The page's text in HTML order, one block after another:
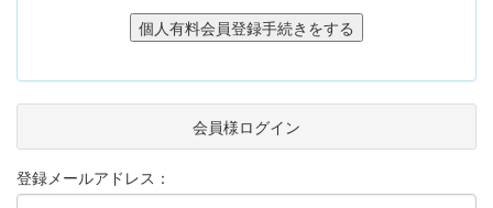
会員様ログイン
登録メールアドレス：